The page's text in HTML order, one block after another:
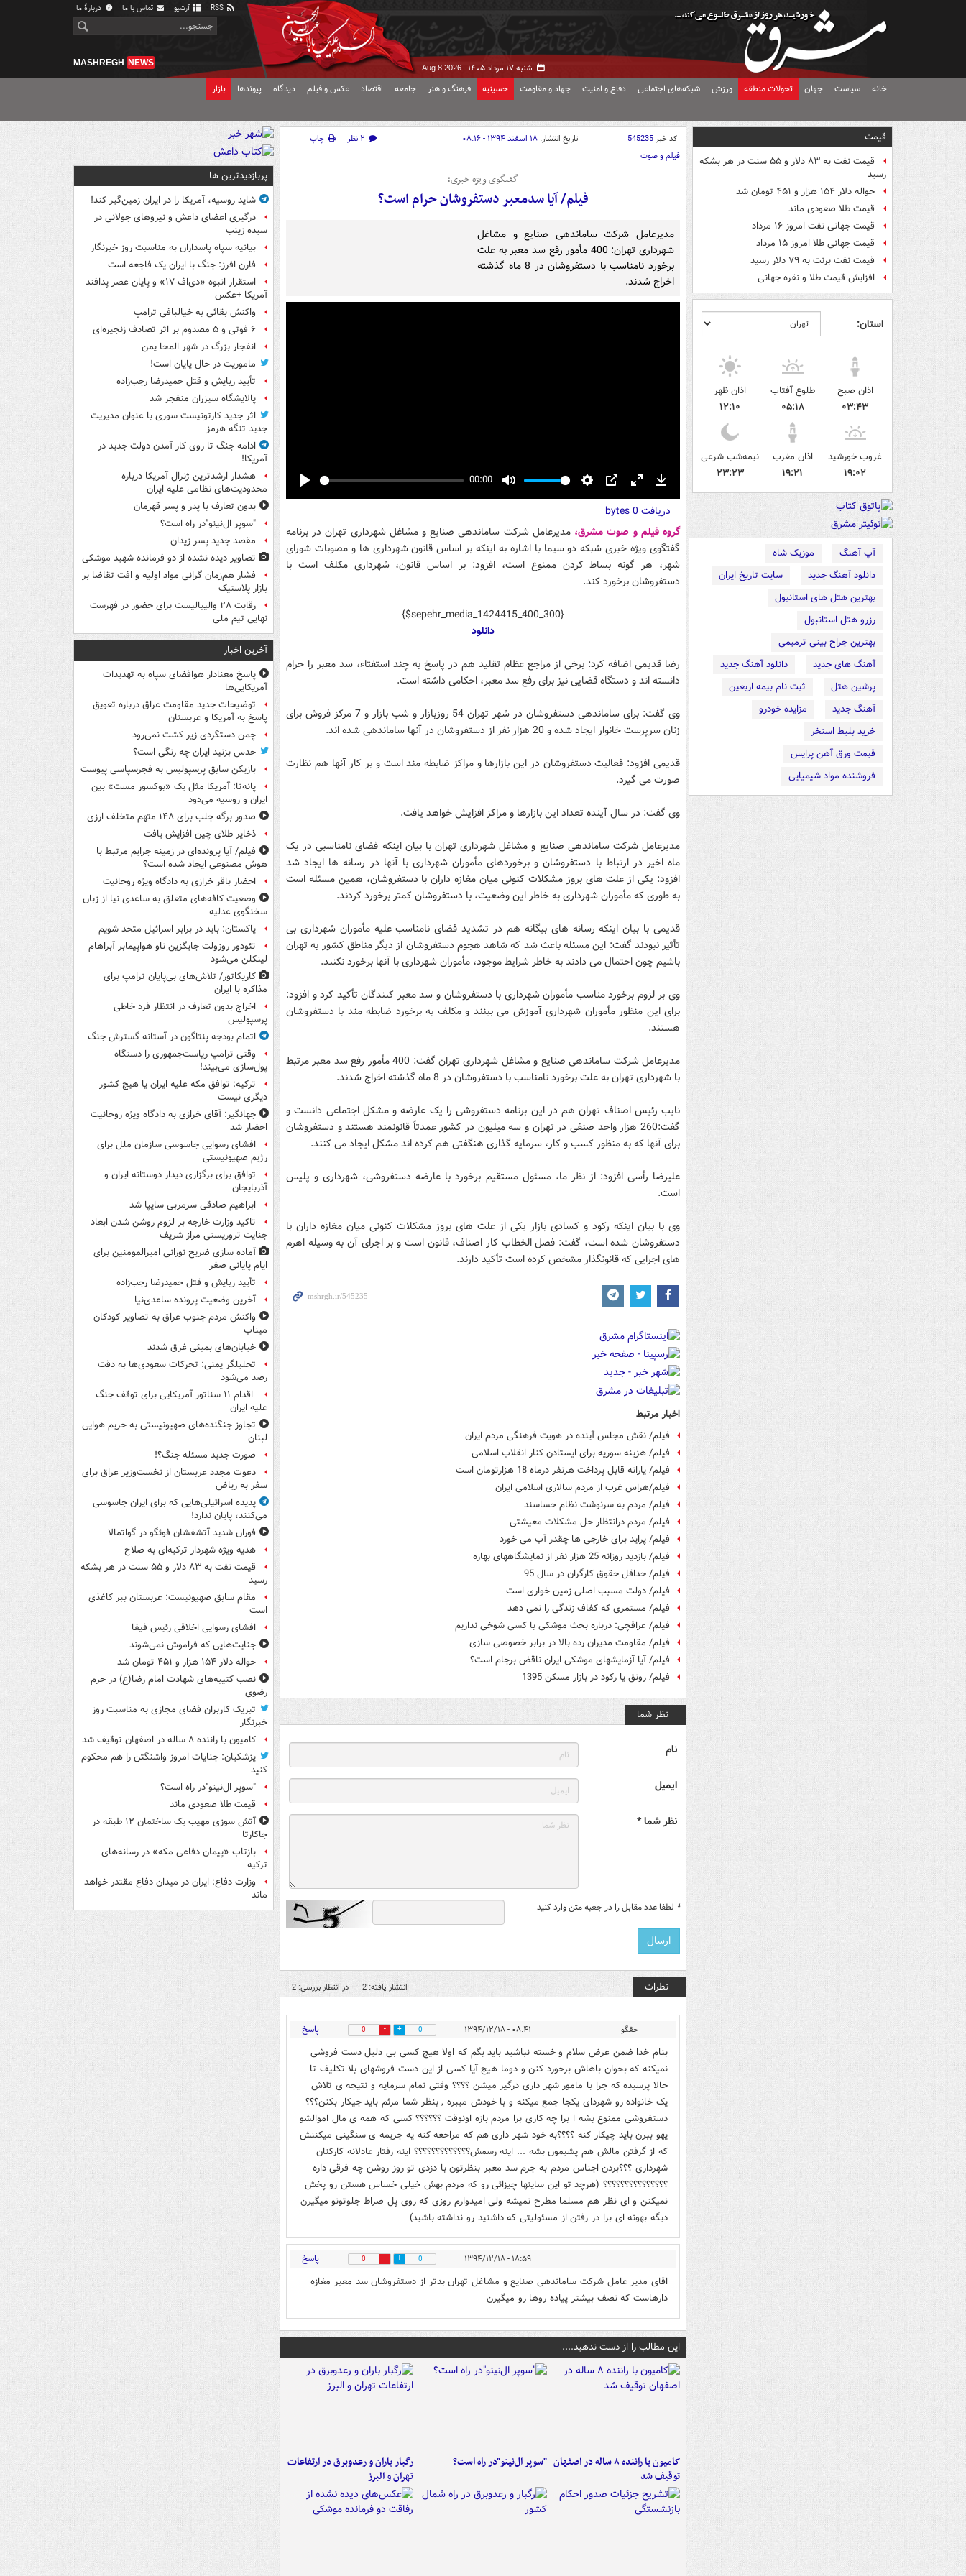
آرشیو تماس با ما دربارهٔ ما
شنبه ۱۷ مرداد ۱۴۰۵ - Aug 8 2026
MASHREGH NEWS
خانه سیاست جهان تحولات منطقه ورزش شبکه‌های اجتماعی دفاع و امنیت جهاد و مقاومت حسینیه فرهنگ و هنر جامعه اقتصاد عکس و فیلم دیدگاه پیوندها بازار
قیمت
قیمت نفت به ۸۳ دلار و ۵۵ سنت در هر بشکه
رسید
حواله دلار ۱۵۴ هزار و ۴۵۱ تومان شد
قیمت طلا صعودی ماند
قیمت جهانی نفت امروز ۱۶ مرداد
قیمت جهانی طلا امروز ۱۵ مرداد
قیمت نفت برنت به ۷۹ دلار رسید
افزایش قیمت طلا و نقره جهانی
استان:
اذان صبح
۰۳:۴۳
طلوع آفتاب
۰۵:۱۸
اذان ظهر
۱۲:۱۰
غروب خورشید
۱۹:۰۲
اذان مغرب
۱۹:۲۱
نیمه‌شب شرعی
۲۳:۲۳
آپ آهنگ
موزیک شاه
دانلود آهنگ جدید
سایت تاریخ ایران
بهترین هتل های استانبول
رزرو هتل استانبول
بهترین جراح بینی ترمیمی
آهنگ های جدید
دانلود آهنگ جدید
پرشین هتل
ثبت نام بیمه اربعین
آهنگ جدید
مزایده خودرو
خرید بلیط استخر
قیمت ورق آهن پرایس
فروشنده مواد شیمیایی
کد خبر545235 تاریخ انتشار: ۱۸ اسفند ۱۳۹۴ - ۰۸:۱۶ ۲ نظر
چاپ
فیلم و صوت
گفتگوی ویژه خبری؛
فیلم/ آیا سدمعبر دستفروشان حرام است؟
مدیرعامل شرکت ساماندهی صنایع و مشاغل
شهرداری تهران: 400 مأمور رفع سد معبر به علت
برخورد نامناسب با دستفروشان در 8 ماه گذشته
اخراج شدند.
00:00
fullscreen
Download
دریافت 0 bytes
گروه فیلم و صوت مشرق، مدیرعامل شرکت ساماندهی صنایع و مشاغل شهرداری تهران در برنامه
گفتگوی ویژه خبری شبکه دو سیما با اشاره به اینکه بر اساس قانون شهرداری ها و مصوبات شورای
شهر، هر گونه بساط کردن ممنوع است، افزود: بر اساس قانون، شهرداری مکلف است با
دستفروشان برخورد کند.
{$sepehr_media_1424415_400_300}
دانلود
رضا قدیمی اضافه کرد: برخی از مراجع عظام تقلید هم در پاسخ به چند استفتاء، سد معبر را حرام
دانسته اند و دستگاه قضایی نیز برای رفع سد معبر، احکامی داشته است.
وی گفت: برای ساماندهی دستفروشان در شهر تهران 54 روزبازار و شب بازار و 7 مرکز فروش برای
زنان سرپرست خانوار ایجاد شده و 20 هزار نفر از دستفروشان در آنها ساماندهی شده اند.
قدیمی افزود: فعالیت دستفروشان در این بازارها و مراکز ضابطه مند است و بر کار آنها هم نظارت
صورت می گیرد.
وی گفت: در سال آینده تعداد این بازارها و مراکز افزایش خواهد یافت.
مدیرعامل شرکت ساماندهی صنایع و مشاغل شهرداری تهران با بیان اینکه فضای نامناسبی در یک
ماه اخیر در ارتباط با دستفروشان و برخوردهای مأموران شهرداری با آنها در رسانه ها ایجاد شد
افزود: یکی از علت های بروز مشکلات کنونی میان مغازه داران با دستفروشان، همین مسئله است
به طوری که مأموران شهرداری به خاطر این وضعیت، با دستفروشان کمتر برخورد کردند.
قدیمی با بیان اینکه رسانه های بیگانه هم در تشدید فضای نامناسب علیه مأموران شهرداری بی
تأثیر نبودند گفت: این مسئله باعث شد که شاهد هجوم دستفروشان از دیگر مناطق کشور به تهران
باشیم چون احتمال می دادند به خاطر شرایط موجود، مأموران شهرداری با آنها برخورد نکنند.
وی بر لزوم برخورد مناسب مأموران شهرداری با دستفروشان و سد معبر کنندگان تأکید کرد و افزود:
برای این منظور مأموران شهرداری آموزش می بینند و مکلف به برخورد ضابطه مند با دستفروشان
هستند.
مدیرعامل شرکت ساماندهی صنایع و مشاغل شهرداری تهران گفت: 400 مأمور رفع سد معبر مرتبط
با شهرداری تهران به علت برخورد نامناسب با دستفروشان در 8 ماه گذشته اخراج شدند.
نایب رئیس اصناف تهران هم در این برنامه دستفروشی را یک عارضه و مشکل اجتماعی دانست و
گفت:260 هزار واحد صنفی در تهران و سه میلیون در کشور عمدتاً قانونمند هستند و دستفروشان
برای آنها که به منظور کسب و کار، سرمایه گذاری هنگفتی هم کرده اند مشکل ایجاد می کنند.
علیرضا رأسی افزود: از نظر ما، مسئول مستقیم برخورد با عارضه دستفروشی، شهرداری و پلیس
است.
وی با بیان اینکه رکود و کسادی بازار یکی از علت های بروز مشکلات کنونی میان مغازه داران با
دستفروشان شده است، گفت: فصل الخطاب کار اصناف، قانون است و بر اجرای آن به وسیله اهرم
های اجرایی که قانونگذار مشخص کرده است تأکید دارند.
اخبار مرتبط
فیلم/ نقش مجلس آینده در هویت فرهنگی مردم ایران
فیلم/ هزینه سوریه برای ایستادن کنار انقلاب‌ اسلامی
فیلم/ یارانه قابل پرداخت هرنفر درماه 18 هزارتومان است
فیلم/هراس غرب از مردم سالاری اسلامی ایران
فیلم/ مردم به سرنوشت نظام حساسند
فیلم/ مردم درانتظار حل مشکلات معیشتی
فیلم/ پراید برای خارجی ها چقدر آب می خورد
فیلم/ بازدید روزانه 25 هزار نفر از نمایشگاههای بهاره
فیلم/ حداقل حقوق کارگران در سال 95
فیلم/ دولت مسبب اصلی زمین خواری است
فیلم/ مستمری که کفاف زندگی را نمی دهد
فیلم/ عراقچی: درباره بحث موشکی با کسی شوخی نداریم
فیلم/ مقاومت مدیران رده بالا در برابر خصوصی سازی
فیلم/ آیا آزمایشهای موشکی ایران ناقض برجام است؟
فیلم/ رونق یا رکود در بازار مسکن 1395
نظر شما
نام
ایمیل
نظر شما *
* لطفا عدد مقابل را در جعبه متن وارد کنید
نظرات انتشار یافته: 2 در انتظار بررسی: 2
حقگو ۰۸:۴۱ - ۱۳۹۴/۱۲/۱۸ 0
0 پاسخ
بنام خدا ضمن عرض سلام و خسته نباشید باید بگم که اولا هیچ کسی بی دلیل دست فروشی
نمیکنه که بخوان باهاش برخورد کنن و دوما هیج آیا کسی از این دست فروشهای بلا تکلیف تا
حالا پرسیده که جرا با مامور شهر داری درگیر میشن ؟؟؟؟ وقتی تمام سرمایه و نتیجه ی تلاش
یک خانواده رو شهردای یکجا جمع میکنه و با خودش میبره , بنظر شما مرئم باید جیکار بکنن؟؟؟
دستفروشی ممنوع بشه ا برا چه کاری برا مردم بازه اونوقت ؟؟؟؟؟؟ کسی که همه ی مال اموالشو
یهو ببرن باید چیکار کنه ؟؟؟؟به خود شهر داری هم که مراحعه کنه یه جریمه ی سنگینی میکننش
که از گرفتن مالش هم پشیمون بشه ... اینه رسمش؟؟؟؟؟؟؟؟؟؟؟؟؟ اینه رفتار عادلانه کارکنان
شهرداری ؟؟؟بردن اجناس مردم به جرم سد معبر بنظرتون با دزدی تو روز روشن چه فرقی داره
؟؟؟؟؟؟؟؟؟؟؟؟؟؟؟ (هرچد تو این سایتها چیزائی رو که مردم بهش خیلی خساس هستن رو پخش
نمیکنن و ای نظر هم مسلما مطرح نمیشه ولی امیدوارم روزی که روی پل صراط جلوتونو میگیرن
دیگه بهونه ای برا در رفتن از مسئولیتی که داشتید رو نداشته باشید)
۱۸:۵۹ - ۱۳۹۴/۱۲/۱۸ 0
0 پاسخ
اقای مدیر عامل شرکت ساماندهی صنایع و مشاغل تهران بدتر از دستفروشان سد معبر مغازه
دارهاست که نصف بیشتر پیاده روها رو میگیرن
این مطالب را از دست ندهید....
کامیون با راننده ۸ ساله در اصفهان
توقیف شد
"سوپر ال‌نینو"در راه است؟
رگبار باران و رعدوبرق در ارتفاعات
تهران و البرز
پربازدیدترین ها
شاید روسیه، آمریکا را در ایران زمین‌گیر کند!
درگیری اعضای داعش و نیروهای جولانی در
سیده زینب
بیانیه سپاه پاسداران به مناسبت روز خبرنگار
فارن افرز: جنگ با ایران یک فاجعه است
استقرار انبوه «دی‌اف‑۱۷» و پایان عصر پدافند
آمریکا +عکس
واکنش بقائی به خیالبافی ترامپ
۶ فوتی و ۵ مصدوم بر اثر تصادف زنجیره‌ای
انفجار بزرگ در شهر المخا یمن
ماموریت در حال پایان است!
تأیید ربایش و قتل حمیدرضا رجب‌زاده
پالایشگاه سیزران منفجر شد
اثر جدید کارتونیست سوری با عنوان مدیریت
جدید تنگه هرمز
ادامه جنگ تا روی کار آمدن دولت جدید در
آمریکا!
هشدار ارشدترین ژنرال آمریکا درباره
محدودیت‌های نظامی علیه ایران
بدون تعارف با پدر و پسر قهرمان
"سوپر ال‌نینو"در راه است؟
مقصد جدید پسر زیدان
تصاویر دیده‌ نشده از دو فرمانده شهید موشکی
فشار هم‌زمان گرانی مواد اولیه و افت تقاضا بر
بازار پلاستیک
رقابت ۲۸ والیبالیست برای حضور در فهرست
نهایی تیم ملی
آخرین اخبار
پاسخ معنادار هوافضای سپاه به تهدیدات
آمریکایی‌ها
توضیحات جدید مقاومت عراق درباره تعویق
پاسخ به آمریکا و عربستان
چمن دستگردی زیر کشت نمی‌رود
حدس بزنید ایران چه رنگی است؟
بازیکن سابق پرسپولیس به فجرسپاسی پیوست
پانه‌تا: آمریکا مثل یک «بوکسور مست» بین
ایران و روسیه می‌دود
صدور برگه جلب برای ۱۴۸ متهم متخلف ارزی
ذخایر طلای چین افزایش یافت
فیلم/ آیا پرونده‌ای در زمینه جرایم مرتبط با
هوش مصنوعی ایجاد شده است؟
احضار باقر خرازی به دادگاه ویژه روحانیت
وضعیت کافه‌های متعلق به ساعدی نیا از زبان
سخنگوی عدلیه
پاکستان: باید در برابر اسرائیل متحد شویم
تئودور روزولت جایگزین ناو هواپیمابر آبراهام
لینکلن می‌شود
کاریکاتور/ تلاش‌های بی‌پایان ترامپ برای
مذاکره با ایران
اخراج بدون تعارف در انتظار فرد خاطی
پرسپولیس
اتمام بودجه پنتاگون در آستانه گسترش جنگ
وقتی ترامپ ریاست‌جمهوری را دستگاه
پول‌سازی می‌بیند!
ترکیه: توافق مکه علیه ایران یا هیچ کشور
دیگری نیست
جهانگیر: آقای خرازی به دادگاه ویژه روحانیت
احضار شد
افشای رسوایی جاسوسی سازمان ملل برای
رژیم صهیونیستی
توافق برای برگزاری دیدار دوستانه ایران و
آذربایجان
ابراهیم صادقی سرمربی سایپا شد
تاکید وزارت خارجه بر لزوم روشن شدن ابعاد
جنایت تروریستی مراز شریف
آماده سازی ضریح نورانی امیرالمومنین برای
ایام پایانی صفر
تأیید ربایش و قتل حمیدرضا رجب‌زاده
آخرین وضعیت پرونده ساعدی‌نیا
واکنش مردم جنوب عراق به تصاویر کودکان
میناب
خیابان‌های بمبئی غرق شدند
تحلیلگر یمنی: تحرکات سعودی‌ها به دقت
رصد می‌شود
اقدام ۱۱ سناتور آمریکایی برای توقف جنگ
علیه ایران
تجاوز جنگنده‌های صهیونیستی به حریم هوایی
لبنان
صورت جدید مسئله جنگ؟!
دعوت مجدد عربستان از نخست‌وزیر عراق برای
سفر به ریاض
پدیده اسرائیلی‌هایی که برای ایران جاسوسی
می‌کنند، پایان ندارد!
فوران شدید آتشفشان فوئگو در گواتمالا
هدیه ویژه شهردار ترکیه‌ای به صلاح
قیمت نفت به ۸۳ دلار و ۵۵ سنت در هر بشکه
رسید
مقام سابق صهیونیست: عربستان ببر کاغذی
است
افشای رسوایی اخلاقی رئیس فیفا
جنایت‌هایی که فراموش نمی‌شوند
حواله دلار ۱۵۴ هزار و ۴۵۱ تومان شد
نصب کتیبه‌های شهادت امام رضا(ع) در حرم
رضوی
تبریک کاربران فضای مجازی به مناسبت روز
خبرنگار
کامیون با راننده ۸ ساله در اصفهان توقیف شد
پزشکیان: جنایات امروز واشنگتن را هم محکوم
کنید
"سوپر ال‌نینو"در راه است؟
قیمت طلا صعودی ماند
آتش سوزی مهیب یک ساختمان ۱۲ طبقه در
جاکارتا
بازتاب «پیمان دفاعی مکه» در رسانه‌های
ترکیه
وزارت دفاع: ایران در میدان دفاع مقتدر خواهد
ماند